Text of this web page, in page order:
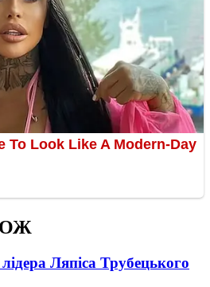
Ляпіса Трубецького